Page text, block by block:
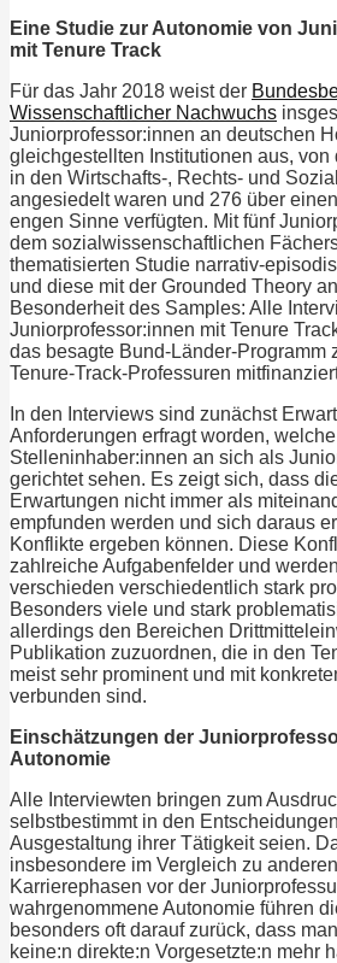
Eine Studie zur Autonomie von
mit Tenure Track
Für das Jahr 2018 weist der
Wissenschaftlicher Nachwuchs
Juniorprofessor:innen an deutschen
gleichgestellten Institutionen aus, von
in den Wirtschafts-, Rechts- und
angesiedelt waren und 276 über
engen Sinne verfügten. Mit fünf
dem sozialwissenschaftlichen
thematisierten Studie narrativ-
und diese mit der Grounded Theory
Besonderheit des Samples: Alle
Juniorprofessor:innen mit Tenure
das besagte Bund-Länder-Programm
Tenure-Track-Professuren
In den Interviews sind zunächst
Anforderungen erfragt worden,
Stelleninhaber:innen an sich als
gerichtet sehen. Es zeigt sich, dass
Erwartungen nicht immer als
empfunden werden und sich daraus
Konflikte ergeben können. Diese
zahlreiche Aufgabenfelder und
verschieden verschiedentlich stark
Besonders viele und stark
allerdings den Bereichen
Publikation zuzuordnen, die in den
meist sehr prominent und mit
verbunden sind.
Einschätzungen der
Autonomie
Alle Interviewten bringen zum
selbstbestimmt in den
Ausgestaltung ihrer Tätigkeit seien.
insbesondere im Vergleich zu
Karrierephasen vor der
wahrgenommene Autonomie führen
besonders oft darauf zurück, dass
keine:n direkte:n Vorgesetzte:n mehr